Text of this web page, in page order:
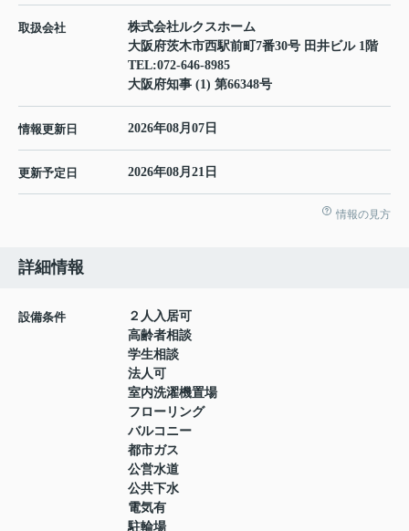
取扱会社
株式会社ルクスホーム
大阪府茨木市西駅前町7番30号 田井ビル 1階
TEL:072-646-8985
大阪府知事 (1) 第66348号
情報更新日 2026年08月07日
更新予定日 2026年08月21日
情報の見方
詳細情報
設備条件
２人入居可
高齢者相談
学生相談
法人可
室内洗濯機置場
フローリング
バルコニー
都市ガス
公営水道
公共下水
電気有
駐輪場